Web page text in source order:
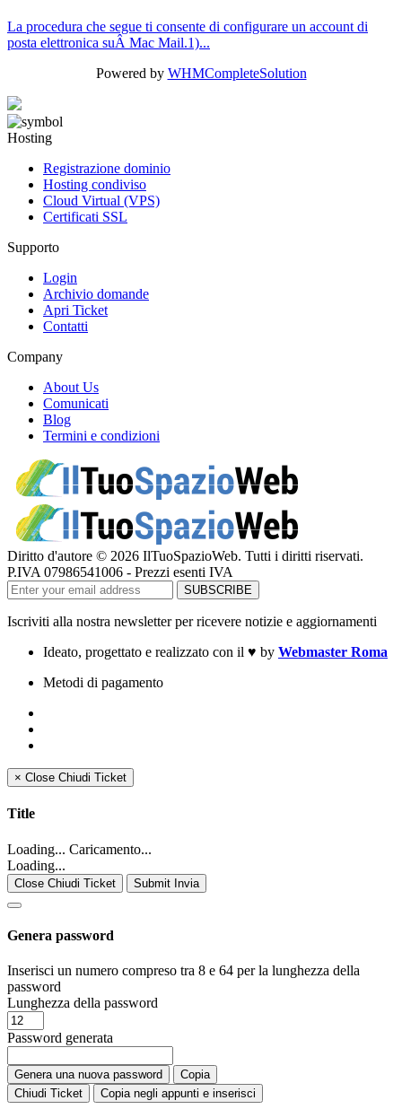
La procedura che segue ti consente di configurare un account di
posta elettronica suÂ Mac Mail.1)...
Powered by WHMCompleteSolution
Hosting
Registrazione dominio
Hosting condiviso
Cloud Virtual (VPS)
Certificati SSL
Supporto
Login
Archivio domande
Apri Ticket
Contatti
Company
About Us
Comunicati
Blog
Termini e condizioni
Diritto d'autore © 2026 IlTuoSpazioWeb. Tutti i diritti riservati.
P.IVA 07986541006 - Prezzi esenti IVA
Iscriviti alla nostra newsletter per ricevere notizie e aggiornamenti
Ideato, progettato e realizzato con il ♥ by Webmaster Roma
Metodi di pagamento
× Close Chiudi Ticket
Title
Loading... Caricamento...
Loading...
Close Chiudi Ticket Submit Invia
Genera password
Inserisci un numero compreso tra 8 e 64 per la lunghezza della
password
Lunghezza della password
Password generata
Genera una nuova password
Copia
Chiudi Ticket
Copia negli appunti e inserisci